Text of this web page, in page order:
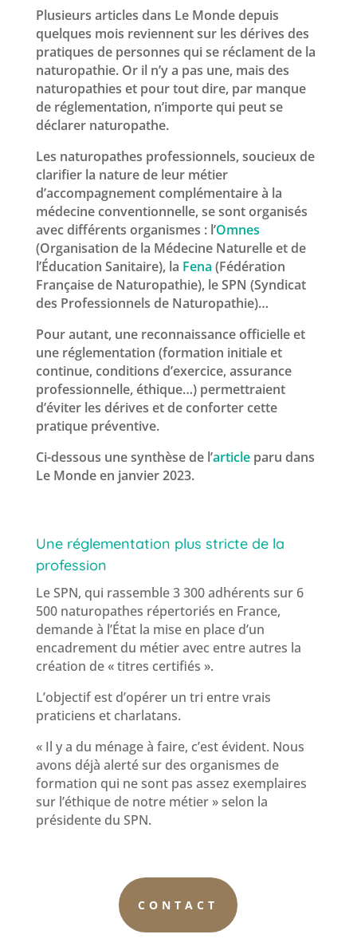
Plusieurs articles dans Le Monde depuis
quelques mois reviennent sur les dérives des
pratiques de personnes qui se réclament de la
naturopathie. Or il n’y a pas une, mais des
naturopathies et pour tout dire, par manque
de réglementation, n’importe qui peut se
déclarer naturopathe.
Les naturopathes professionnels, soucieux de
clarifier la nature de leur métier
d’accompagnement complémentaire à la
médecine conventionnelle, se sont organisés
avec différents organismes : l’Omnes
(Organisation de la Médecine Naturelle et de
l’Éducation Sanitaire), la Fena (Fédération
Française de Naturopathie), le SPN (Syndicat
des Professionnels de Naturopathie)…
Pour autant, une reconnaissance officielle et
une réglementation (formation initiale et
continue, conditions d’exercice, assurance
professionnelle, éthique…) permettraient
d’éviter les dérives et de conforter cette
pratique préventive.
Ci-dessous une synthèse de l’articleparu dans
Le Monde en janvier 2023.
Une réglementation plus stricte de la
profession
Le SPN, qui rassemble 3 300 adhérents sur 6
500 naturopathes répertoriés en France,
demande à l’État la mise en place d’un
encadrement du métier avec entre autres la
création de « titres certifiés ».
L’objectif est d’opérer un tri entre vrais
praticiens et charlatans.
« Il y a du ménage à faire, c’est évident. Nous
avons déjà alerté sur des organismes de
formation qui ne sont pas assez exemplaires
sur l’éthique de notre métier » selon la
présidente du SPN.
CONTACT